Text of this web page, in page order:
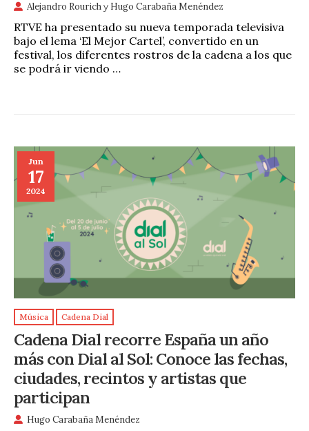
Alejandro Rourichy Hugo Carabaña Menéndez
RTVE ha presentado su nueva temporada televisiva
bajo el lema ‘El Mejor Cartel’, convertido en un
festival, los diferentes rostros de la cadena a los que
se podrá ir viendo …
Jun
17
2024
Música Cadena Dial
Cadena Dial recorre España un año
más con Dial al Sol: Conoce las fechas,
ciudades, recintos y artistas que
participan
Hugo Carabaña Menéndez